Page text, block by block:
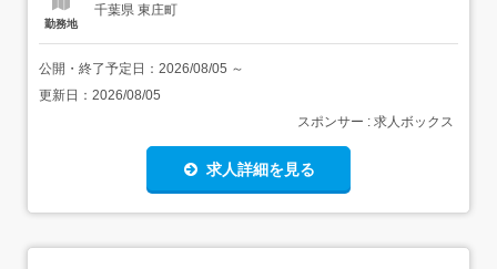
勤務地
千葉県 東庄町
公開・終了予定日： 2026/08/05 ～
更新日： 2026/08/05
スポンサー : 求人ボックス
求人詳細を見る